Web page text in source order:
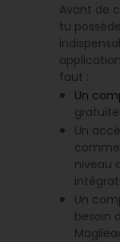
Avant de
tu
faut :
Un
Un
comme
niveau
Un
besoin